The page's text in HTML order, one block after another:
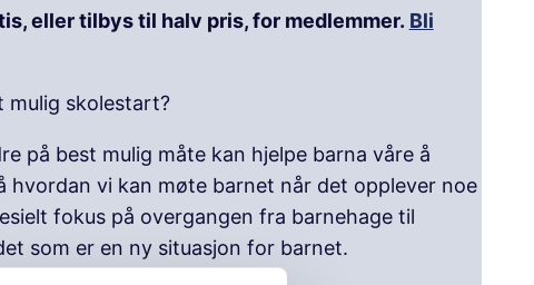
eller tilbys til halv pris, for medlemmer. Bli
mulig skolestart?
på best mulig måte kan hjelpe barna våre å
vi kan møte barnet når det opplever noe
fokus på overgangen fra barnehage til
som er en ny situasjon for barnet.